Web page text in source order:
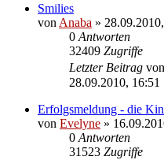
Smilies
von Anaba »
0 Antworten
32409 Zugriffe
Letzter Beitrag von
28.09.2010, 16:51
Erfolgsmeldung - die
von Evelyne »
0 Antworten
31523 Zugriffe